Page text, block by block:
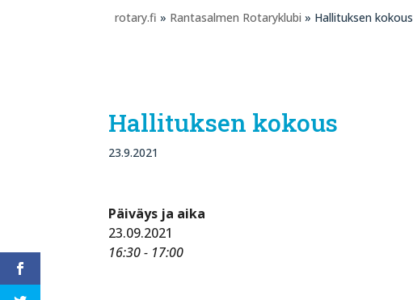
rotary.fi » Rantasalmen Rotaryklubi » Hallituksen kokous
Hallituksen kokous
23.9.2021
Päiväys ja aika
23.09.2021
16:30 - 17:00